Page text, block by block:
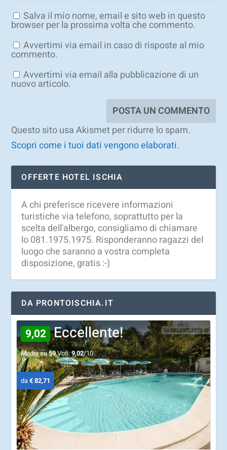
Salva il mio nome, email e sito web in questo
browser per la prossima volta che commento.
Avvertimi via email in caso di risposte al mio
commento.
Avvertimi via email alla pubblicazione di un
nuovo articolo.
Questo sito usa Akismet per ridurre lo spam.
Scopri come i tuoi dati vengono elaborati.
OFFERTE HOTEL ISCHIA
A chi preferisce ricevere informazioni
turistiche via telefono, soprattutto per la
scelta dell'albergo, consigliamo di chiamare
lo 081.1975.1975. Risponderanno ragazzi del
luogo che saranno a vostra completa
disposizione, gratis :-)
DA PRONTOISCHIA.IT
9,02 Eccellente!
Media su59Voti:9,02/10
da€ 82,71